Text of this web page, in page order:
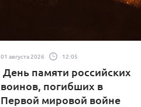
01 августа 2026 12:05
День памяти российских
воинов, погибших в
Первой мировой войне